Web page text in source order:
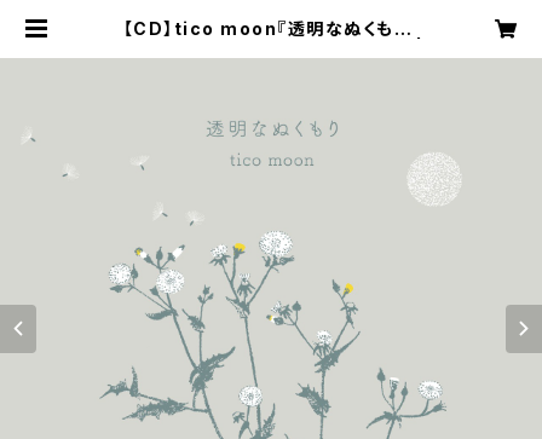
【CD】tico moon『透明なぬくもり』